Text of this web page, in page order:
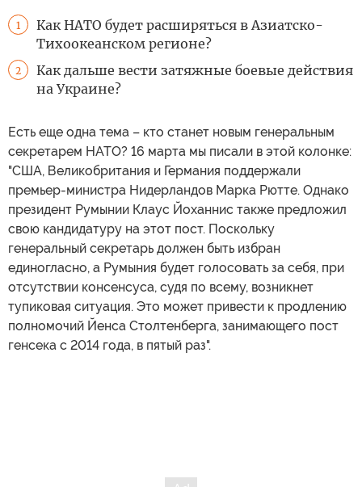
1
Как НАТО будет расширяться в Азиатско-
Тихоокеанском регионе?
2
Как дальше вести затяжные боевые действия
на Украине?
Есть еще одна тема – кто станет новым генеральным
секретарем НАТО? 16 марта мы писали в этой колонке:
"США, Великобритания и Германия поддержали
премьер-министра Нидерландов Марка Рютте. Однако
президент Румынии Клаус Йоханнис также предложил
свою кандидатуру на этот пост. Поскольку
генеральный секретарь должен быть избран
единогласно, а Румыния будет голосовать за себя, при
отсутствии консенсуса, судя по всему, возникнет
тупиковая ситуация. Это может привести к продлению
полномочий Йенса Столтенберга, занимающего пост
генсека с 2014 года, в пятый раз".